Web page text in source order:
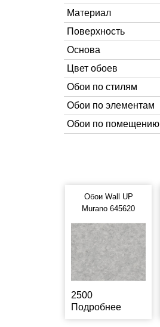
Материал
Поверхность
Основа
Цвет обоев
Обои по стилям
Обои по элементам
Обои по помещению
Обои Wall UP
Murano 645620
2500
Подробнее